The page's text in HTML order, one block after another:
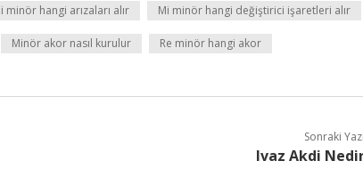
minör hangi arızaları alır Mi minör hangi değiştirici işaretleri alır
Minör akor nasıl kurulur Re minör hangi akor
Sonraki
Ivaz Akdi